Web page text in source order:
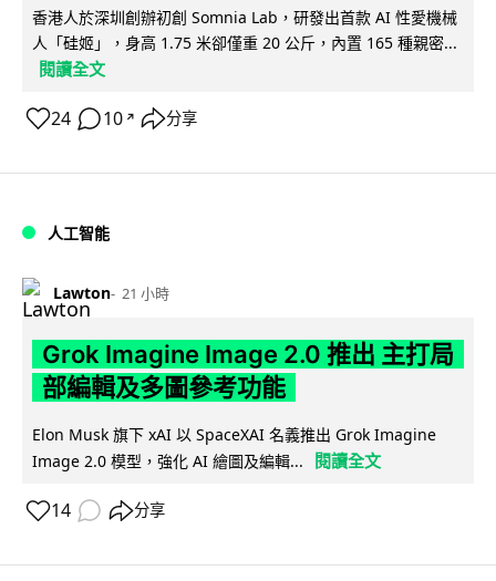
香港人於深圳創辦初創 Somnia Lab，研發出首款 AI 性愛機械
人「硅姬」，身高 1.75 米卻僅重 20 公斤，內置 165 種親密...
閱讀全文
24 10 ↗ 分享
人工智能
Lawton 21 小時
Grok Imagine Image 2.0 推出 主打局
部編輯及多圖參考功能
Elon Musk 旗下 xAI 以 SpaceXAI 名義推出 Grok Imagine
Image 2.0 模型，強化 AI 繪圖及編輯...
閱讀全文
14 分享